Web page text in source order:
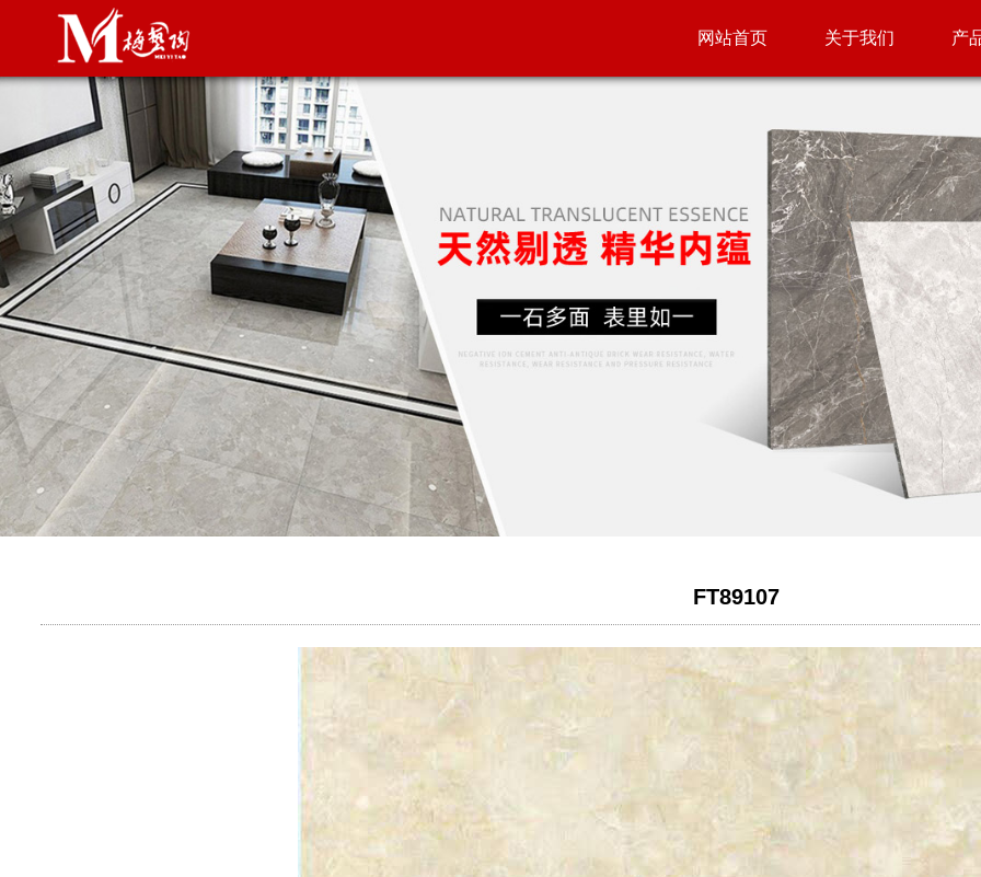
网站首页 关于我们 产
FT89107